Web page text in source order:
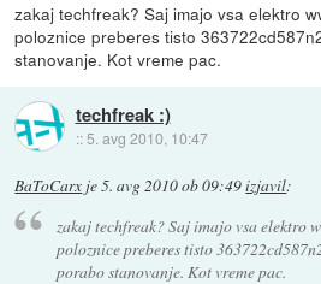
zakaj techfreak? Saj imajo vsa elektro
poloznice preberes tisto
stanovanje. Kot vreme pac.
techfreak :)
:: 5. avg 2010, 10:47
BaToCarx je5. avg 2010 ob 09:49izjavil:
zakaj techfreak? Saj imajo vsa elektro
poloznice preberes tisto
porabo stanovanje. Kot vreme pac.